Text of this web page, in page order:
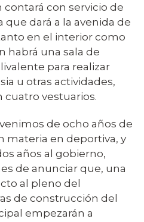
con servicio de
dará a la avenida de
en el interior como
habrá una sala de
para realizar
u otras actividades,
cuatro vestuarios.
de ocho años de
materia en deportiva, y
años al gobierno,
de anunciar que, una
al pleno del
de construcción del
empezarán a